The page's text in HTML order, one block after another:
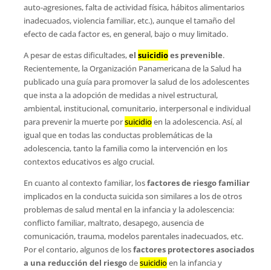
auto-agresiones, falta de actividad física, hábitos alimentarios
inadecuados, violencia familiar, etc.), aunque el tamaño del
efecto de cada factor es, en general, bajo o muy limitado.
A pesar de estas dificultades,el suicidioes prevenible.
Recientemente, la Organización Panamericana de la Salud ha
publicado una guía para promover la salud de los adolescentes
que insta a la adopción de medidas a nivel estructural,
ambiental, institucional, comunitario, interpersonal e individual
para prevenir la muerte porsuicidioen la adolescencia. Así, al
igual que en todas las conductas problemáticas de la
adolescencia, tanto la familia como la intervención en los
contextos educativos es algo crucial.
En cuanto al contexto familiar, losfactores de riesgo familiar
implicados en la conducta suicida son similares a los de otros
problemas de salud mental en la infancia y la adolescencia:
conflicto familiar, maltrato, desapego, ausencia de
comunicación, trauma, modelos parentales inadecuados, etc.
Por el contario, algunos de losfactores protectores asociados
a una reducción del riesgodesuicidioen la infancia y